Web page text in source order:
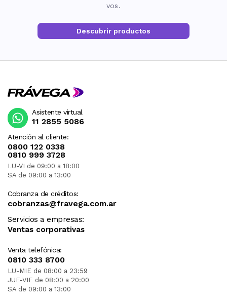
vos.
Descubrir productos
Atención al cliente:
0800 122 0338
0810 999 3728
LU-VI de 09:00 a 18:00
SA de 09:00 a 13:00
Cobranza de créditos:
cobranzas@fravega.com.ar
Servicios a empresas:
Ventas corporativas
Venta telefónica:
0810 333 8700
LU-MIE de 08:00 a 23:59
JUE-VIE de 08:00 a 20:00
SA de 09:00 a 13:00
Asistente virtual
11 2855 5086